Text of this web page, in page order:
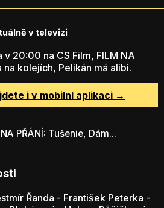
v televizi
20:00 na CS Film, FILM NA
na kolejích, Pelikán má alibi.
i v mobilní aplikaci →
PŘÁNÍ: Tušenie, Dám...
Řanda - František Peterka -